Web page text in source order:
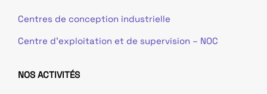
Centres de conception industrielle
Centre d’exploitation et de supervision – NOC
NOS ACTIVITÉS